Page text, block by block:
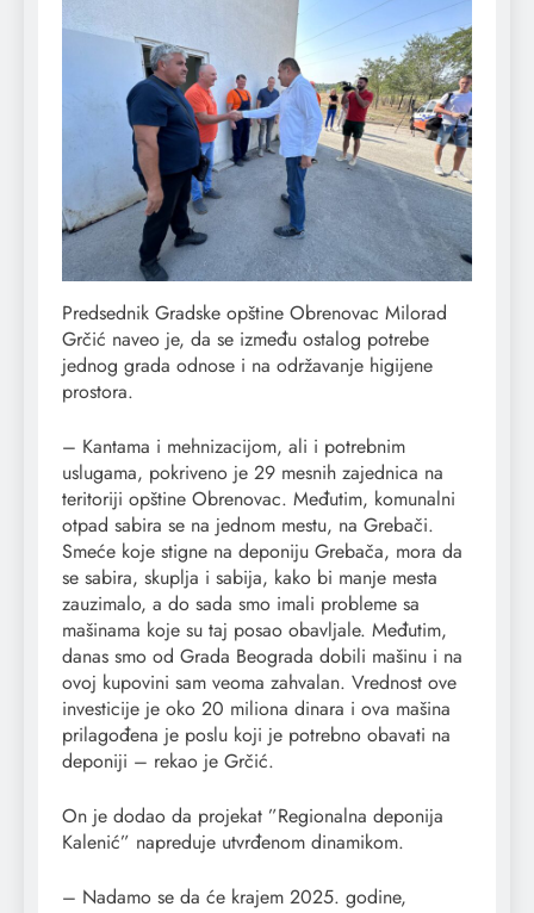
Predsednik Gradske opštine Obrenovac Milorad
Grčić naveo je, da se između ostalog potrebe
jednog grada odnose i na održavanje higijene
prostora.
– Kantama i mehnizacijom, ali i potrebnim
uslugama, pokriveno je 29 mesnih zajednica na
teritoriji opštine Obrenovac. Međutim, komunalni
otpad sabira se na jednom mestu, na Grebači.
Smeće koje stigne na deponiju Grebača, mora da
se sabira, skuplja i sabija, kako bi manje mesta
zauzimalo, a do sada smo imali probleme sa
mašinama koje su taj posao obavljale. Međutim,
danas smo od Grada Beograda dobili mašinu i na
ovoj kupovini sam veoma zahvalan. Vrednost ove
investicije je oko 20 miliona dinara i ova mašina
prilagođena je poslu koji je potrebno obavati na
deponiji – rekao je Grčić.
On je dodao da projekat ”Regionalna deponija
Kalenić” napreduje utvrđenom dinamikom.
– Nadamo se da će krajem 2025. godine,